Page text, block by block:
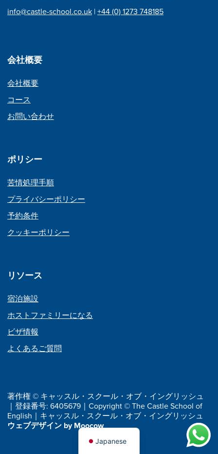
info@castle-school.co.uk |+44 (0) 1273 748185
会社概要
会社概要
コース
お問い合わせ
ポリシー
苦情処理手順
プライバシーポリシー
予約条件
クッキーポリシー
リソース
宿泊施設
ホストファミリーになる
ビザ情報
よくあるご質問
著作権 © キャッスル・スクール・オブ・イングリッシュ
｜登録番号: 6405679｜Copyright © The Castle School of
English｜キャッスル・スクール・オブ・イングリッシュ
ウェブデザイン by Moocow
Japanese